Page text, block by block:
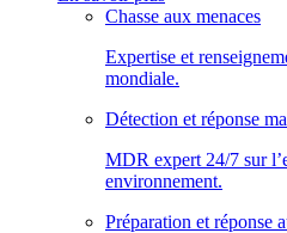
Chasse aux menaces
Expertise et
mondiale.
Détection et réponse
MDR expert 24/7 sur
environnement.
Préparation et réponse